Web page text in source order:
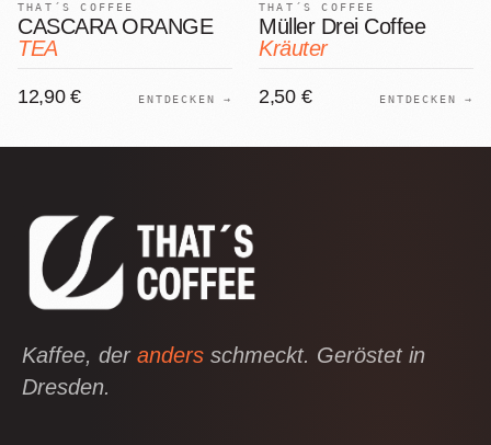
THAT´S COFFEE
CASCARA ORANGE
TEA
12,90 € ENTDECKEN →
THAT´S COFFEE
Müller Drei Coffee
Kräuter
2,50 € ENTDECKEN →
Kaffee, der anders schmeckt. Geröstet in
Dresden.